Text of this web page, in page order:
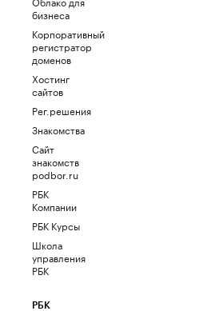
бизнеса
Корпоративный
регистратор
доменов
Хостинг
сайтов
Рег.решения
Знакомства
Сайт
знакомств
podbor.ru
РБК
Компании
РБК Курсы
Школа
управления
РБК
РБК